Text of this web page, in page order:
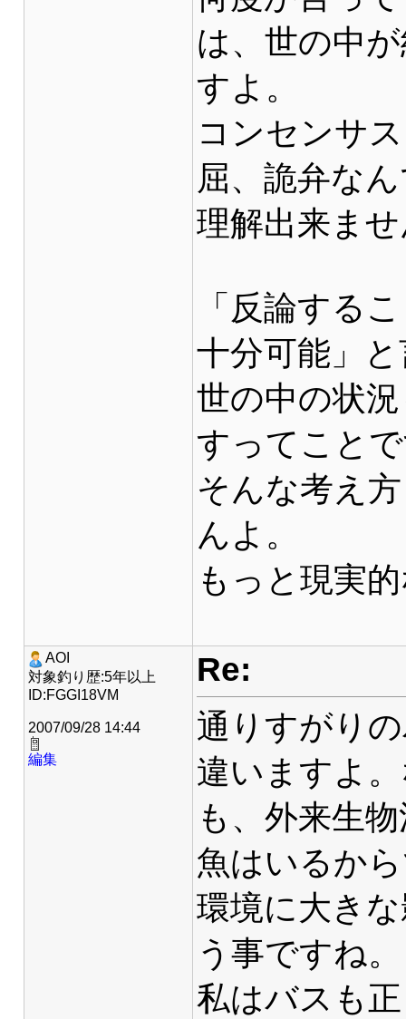
は、世の中
すよ。
コンセンサ
屈、詭弁な
理解出来ま
「反論する
十分可能」
世の中の状
すってこと
そんな考え
んよ。
もっと現実
AOI
対象釣り歴:5年以上
ID:FGGI18VM
2007/09/28 14:44
編集
Re:
通りすがり
違いますよ
も、外来生
魚はいるか
環境に大き
う事ですね。
私はバスも